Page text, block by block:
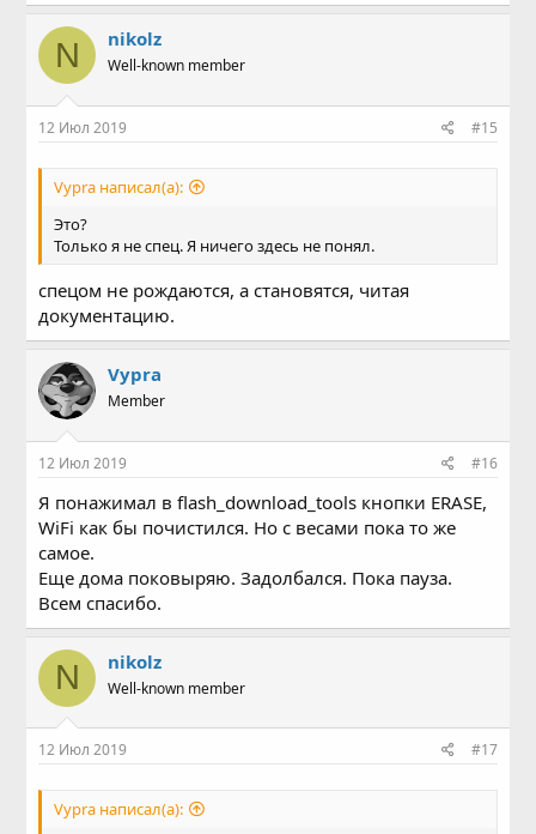
N nikolz
Well-known member
12 Июл 2019 #15
Vypra написал(а):
Это?
Только я не спец. Я ничего здесь не понял.
спецом не рождаются, а становятся, читая
документацию.
Vypra
Member
12 Июл 2019 #16
Я понажимал в flash_download_tools кнопки ERASE,
WiFi как бы почистился. Но с весами пока то же
самое.
Еще дома поковыряю. Задолбался. Пока пауза.
Всем спасибо.
N nikolz
Well-known member
12 Июл 2019 #17
Vypra написал(а):